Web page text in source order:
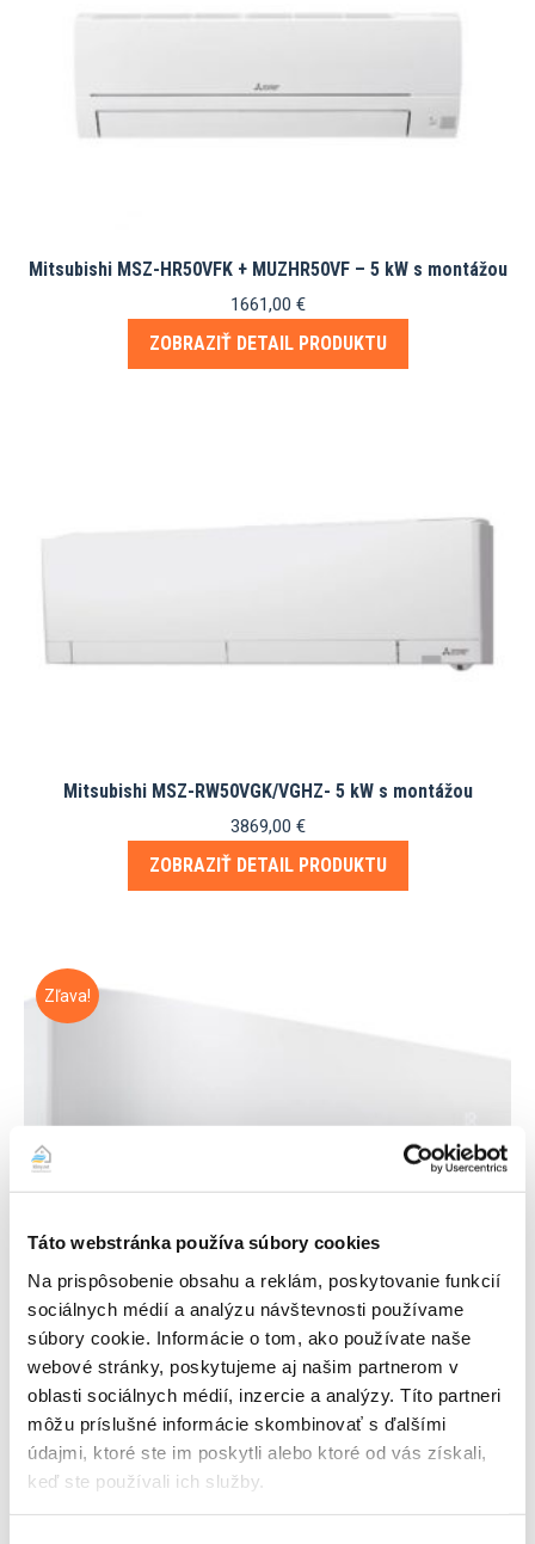
Táto webstránka používa súbory cookies
Na prispôsobenie obsahu a reklám, poskytovanie funkcií
sociálnych médií a analýzu návštevnosti používame
súbory cookie. Informácie o tom, ako používate naše
webové stránky, poskytujeme aj našim partnerom v
oblasti sociálnych médií, inzercie a analýzy. Títo partneri
môžu príslušné informácie skombinovať s ďalšími
údajmi, ktoré ste im poskytli alebo ktoré od vás získali,
keď ste používali ich služby.
Mitsubishi MSZ-HR50VFK + MUZHR50VF – 5 kW s montážou
1661,00 €
ZOBRAZIŤ DETAIL PRODUKTU
Mitsubishi MSZ-RW50VGK/VGHZ- 5 kW s montážou
3869,00 €
ZOBRAZIŤ DETAIL PRODUKTU
Zľava!
Vivax R-Design multisplit 2,5+3,5 kW s montážou
2630,00€ Pôvodná
cena
bola:
2630,00 €.
2425,00€ Aktuálna
cena
je:
2425,00 €.
ZOBRAZIŤ DETAIL PRODUKTU
Zľava!